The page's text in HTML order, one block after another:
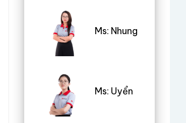
Ms: Nhung
Ms: Uyển